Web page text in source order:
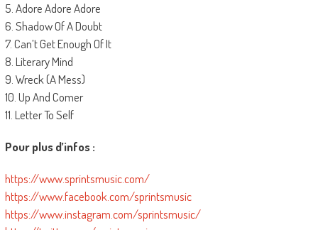
5. Adore Adore Adore
6. Shadow Of A Doubt
7. Can’t Get Enough Of It
8. Literary Mind
9. Wreck (A Mess)
10. Up And Comer
11. Letter To Self
Pour plus d’infos :
https://www.sprintsmusic.com/
https://www.facebook.com/sprintsmusic
https://www.instagram.com/sprintsmusic/